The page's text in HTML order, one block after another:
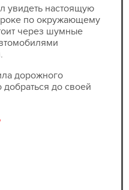
увидеть настоящую
по окружающему
через шумные
дорожного
до своей